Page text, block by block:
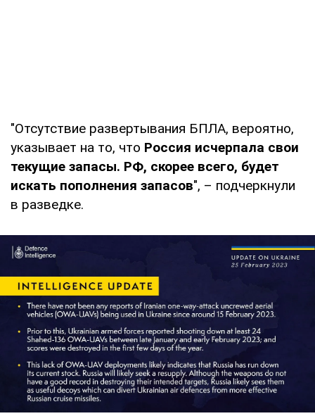
"Отсутствие развертывания БПЛА, вероятно,
указывает на то, что Россия исчерпала свои
текущие запасы. РФ, скорее всего, будет
искать пополнения запасов", – подчеркнули
в разведке.